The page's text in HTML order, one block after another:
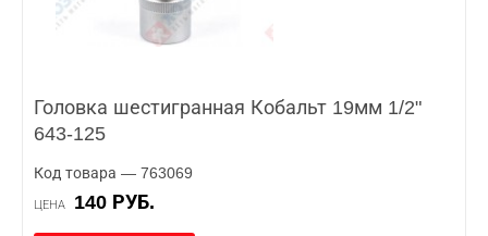
Головка шестигранная Кобальт 19мм 1/2"
643-125
Код товара — 763069
ЦЕНА 140 РУБ.